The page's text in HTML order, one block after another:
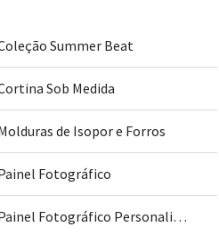
Summer Beat
Sob Medida
de Isopor e Forros
Fotográfico
Painel Fotográfico Personalizado